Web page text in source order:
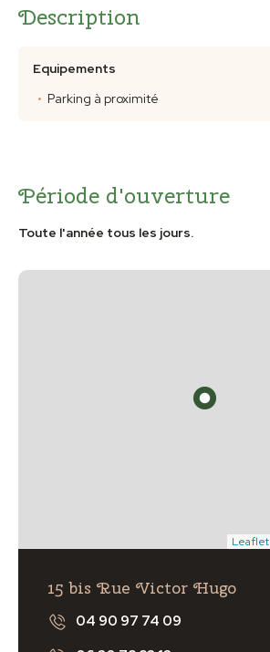
Description
Equipements
Parking à proximité
Période d'ouverture
Toute l'année tous les jours.
Leaflet
15 bis Rue Victor Hugo
04 90 97 74 09